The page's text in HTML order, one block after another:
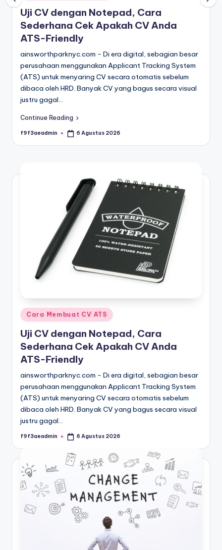
Uji CV dengan Notepad, Cara
Sederhana Cek Apakah CV Anda
ATS-Friendly
ainsworthparknyc.com - Di era digital, sebagian besar
perusahaan menggunakan Applicant Tracking System
(ATS) untuk menyaring CV secara otomatis sebelum
dibaca oleh HRD. Banyak CV yang bagus secara visual
justru gagal…
Continue Reading
Posted
f9f3aeadmin 6 Agustus 2026
Posted
in
Cara Membuat CV ATS
Uji CV dengan Notepad, Cara
Sederhana Cek Apakah CV Anda
ATS-Friendly
ainsworthparknyc.com - Di era digital, sebagian besar
perusahaan menggunakan Applicant Tracking System
(ATS) untuk menyaring CV secara otomatis sebelum
dibaca oleh HRD. Banyak CV yang bagus secara visual
justru gagal…
Posted
f9f3aeadmin 6 Agustus 2026